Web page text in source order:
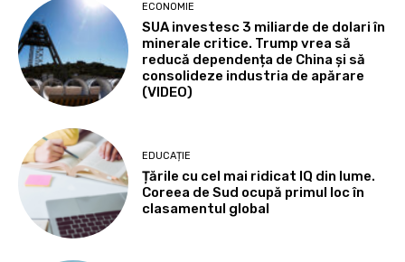
ECONOMIE
SUA investesc 3 miliarde de dolari în
minerale critice. Trump vrea să
reducă dependența de China și să
consolideze industria de apărare
(VIDEO)
EDUCAȚIE
Țările cu cel mai ridicat IQ din lume.
Coreea de Sud ocupă primul loc în
clasamentul global